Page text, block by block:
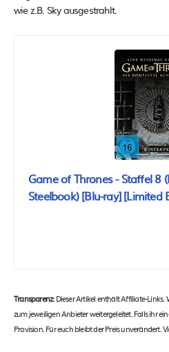
wie z.B. Sky ausgestrahlt.
Game of Thrones - Staffel 8
Steelbook) [Blu-ray] [Limited
Transparenz:Dieser Artikel enthält Affiliate-Links.
zum jeweiligen Anbieter weitergeleitet. Falls ihr
Provision. Für euch bleibt der Preis unverändert.